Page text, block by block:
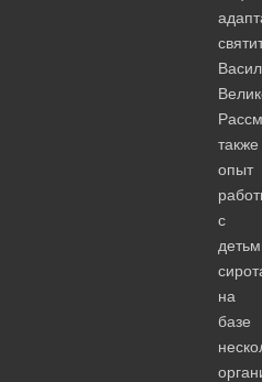
также
опыт
с
на
базе